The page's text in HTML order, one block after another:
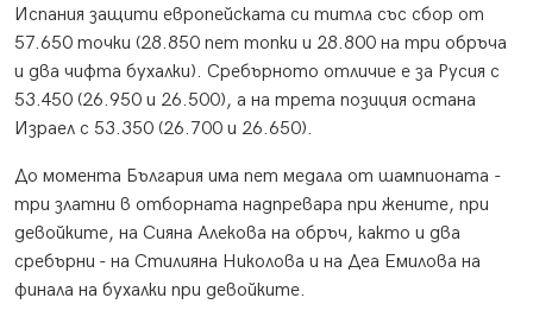
Испания защити европейската си титла със сбор от
57.650 точки (28.850 пет топки и 28.800 на три обръча
и два чифта бухалки). Сребърното отличие е за Русия с
53.450 (26.950 и 26.500), а на трета позиция остана
Израел с 53.350 (26.700 и 26.650).
До момента България има пет медала от шампионата -
три златни в отборната надпревара при жените, при
девойките, на Сияна Алекова на обръч, както и два
сребърни - на Стилияна Николова и на Деа Емилова на
финала на бухалки при девойките.